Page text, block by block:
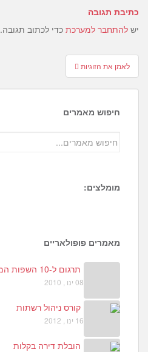
כתיבת תגובה
יש להתחבר למערכת כדי לכתוב תגובה.
Post
navigation
לאמן את הזוגיות
חיפוש מאמרים
מומלצים:
8
מאמרים פופולאריים
תרגום ל-10 השפות המדוברות בעולם
08 ינו , 2010
קורס ניהול רשתות
16 ינו , 2012
הובלת דירה בקלות